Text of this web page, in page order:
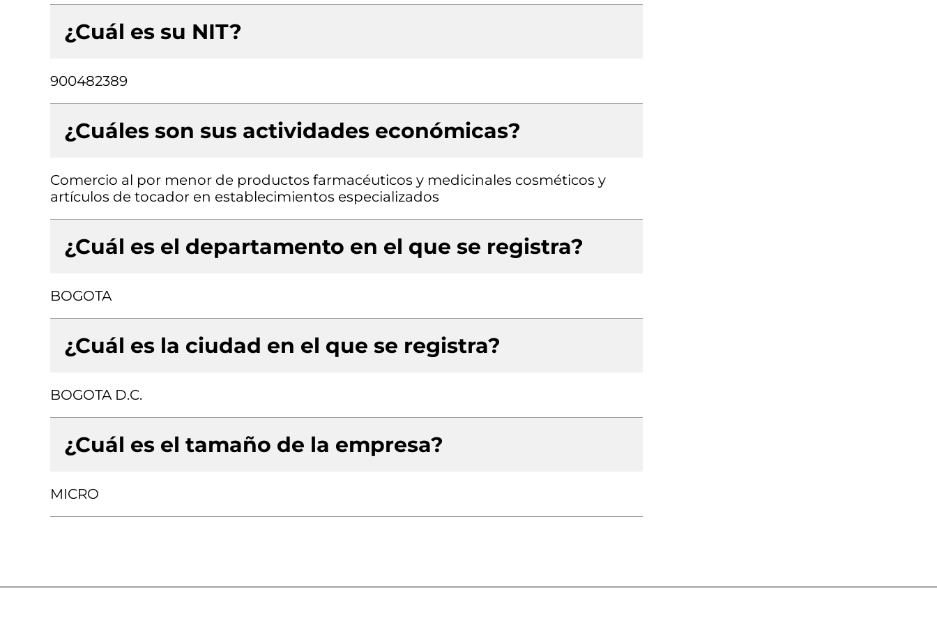
¿Cuál es su NIT?
900482389
¿Cuáles son sus actividades económicas?
Comercio al por menor de productos farmacéuticos y medicinales cosméticos y
artículos de tocador en establecimientos especializados
¿Cuál es el departamento en el que se registra?
BOGOTA
¿Cuál es la ciudad en el que se registra?
BOGOTA D.C.
¿Cuál es el tamaño de la empresa?
MICRO